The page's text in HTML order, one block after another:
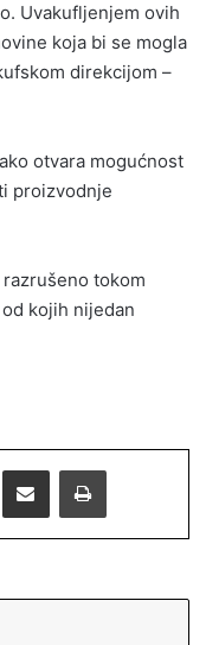
Uvakufljenjem ovih
koja bi se mogla
direkcijom –
otvara mogućnost
proizvodnje
tokom
kojih nijedan
Podijeli putem Emaila Printaj